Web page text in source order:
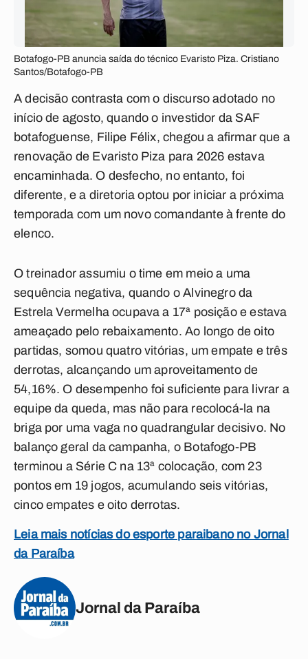
Botafogo-PB anuncia saída do técnico Evaristo Piza. Cristiano
Santos/Botafogo-PB
A decisão contrasta com o discurso adotado no
início de agosto, quando o investidor da SAF
botafoguense, Filipe Félix, chegou a afirmar que a
renovação de Evaristo Piza para 2026 estava
encaminhada. O desfecho, no entanto, foi
diferente, e a diretoria optou por iniciar a próxima
temporada com um novo comandante à frente do
elenco.
O treinador assumiu o time em meio a uma
sequência negativa, quando o Alvinegro da
Estrela Vermelha ocupava a 17ª posição e estava
ameaçado pelo rebaixamento. Ao longo de oito
partidas, somou quatro vitórias, um empate e três
derrotas, alcançando um aproveitamento de
54,16%. O desempenho foi suficiente para livrar a
equipe da queda, mas não para recolocá-la na
briga por uma vaga no quadrangular decisivo. No
balanço geral da campanha, o Botafogo-PB
terminou a Série C na 13ª colocação, com 23
pontos em 19 jogos, acumulando seis vitórias,
cinco empates e oito derrotas.
Leia mais notícias do esporte paraibano no Jornal
da Paraíba
Jornal da Paraíba